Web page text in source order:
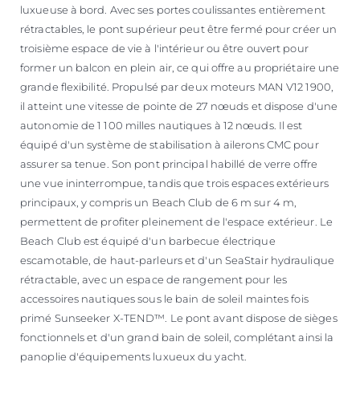
luxueuse à bord. Avec ses portes coulissantes entièrement
rétractables, le pont supérieur peut être fermé pour créer un
troisième espace de vie à l'intérieur ou être ouvert pour
former un balcon en plein air, ce qui offre au propriétaire une
grande flexibilité. Propulsé par deux moteurs MAN V12 1900,
il atteint une vitesse de pointe de 27 nœuds et dispose d'une
autonomie de 1 100 milles nautiques à 12 nœuds. Il est
équipé d'un système de stabilisation à ailerons CMC pour
assurer sa tenue. Son pont principal habillé de verre offre
une vue ininterrompue, tandis que trois espaces extérieurs
principaux, y compris un Beach Club de 6 m sur 4 m,
permettent de profiter pleinement de l'espace extérieur. Le
Beach Club est équipé d'un barbecue électrique
escamotable, de haut-parleurs et d'un SeaStair hydraulique
rétractable, avec un espace de rangement pour les
accessoires nautiques sous le bain de soleil maintes fois
primé Sunseeker X-TEND™. Le pont avant dispose de sièges
fonctionnels et d'un grand bain de soleil, complétant ainsi la
panoplie d'équipements luxueux du yacht.